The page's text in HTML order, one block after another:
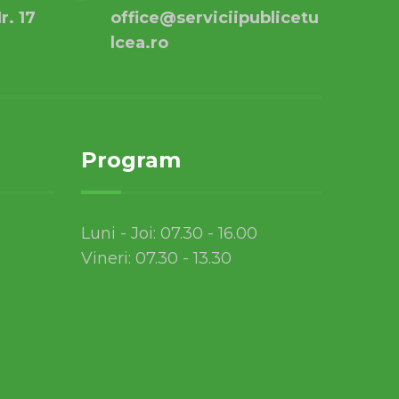
17
office@serviciipublicetu
lcea.ro
Program
Luni - Joi: 07.30 - 16.00
Vineri: 07.30 - 13.30